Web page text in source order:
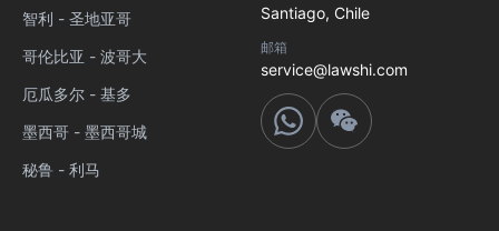
智利 - 圣地亚哥
哥伦比亚 - 波哥大
厄瓜多尔 - 基多
墨西哥 - 墨西哥城
秘鲁 - 利马
Santiago, Chile
邮箱
service@lawshi.com